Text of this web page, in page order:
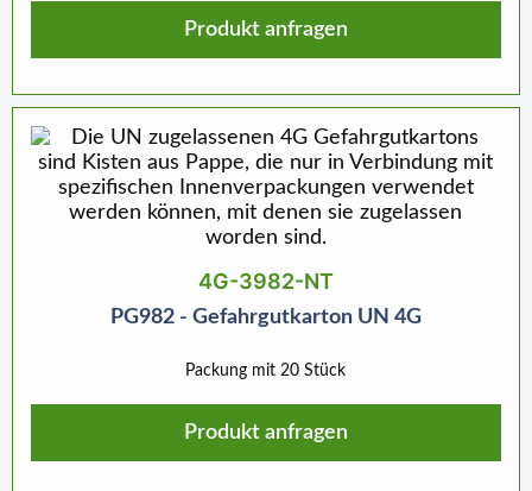
Produkt anfragen
4G-3982-NT
PG982 - Gefahrgutkarton UN 4G
Packung mit 20 Stück
Produkt anfragen